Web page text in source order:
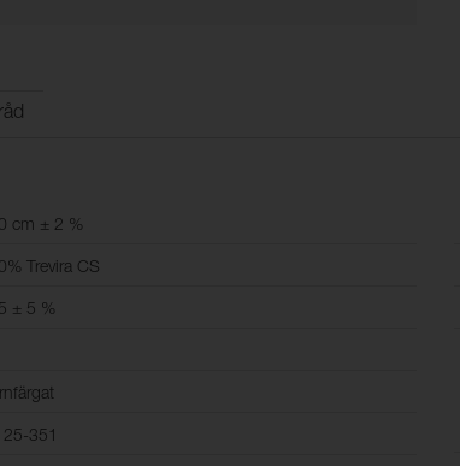
cm ± 2 %
Trevira CS
± 5 %
25-351